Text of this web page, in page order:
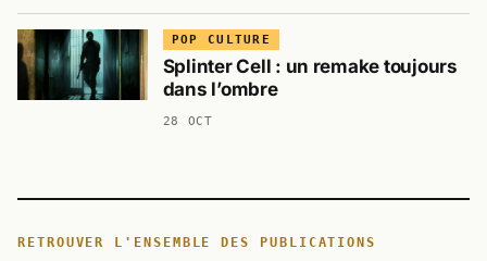
POP CULTURE
Splinter Cell : un remake toujours
dans l’ombre
28 OCT
RETROUVER L'ENSEMBLE DES PUBLICATIONS